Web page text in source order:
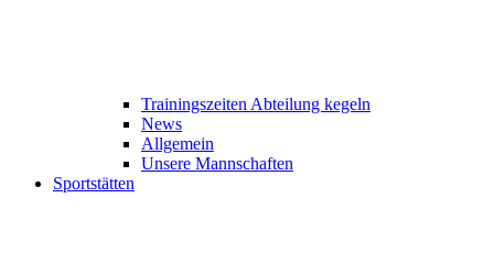
Trainingszeiten Abteilung kegeln
News
Allgemein
Unsere Mannschaften
Sportstätten